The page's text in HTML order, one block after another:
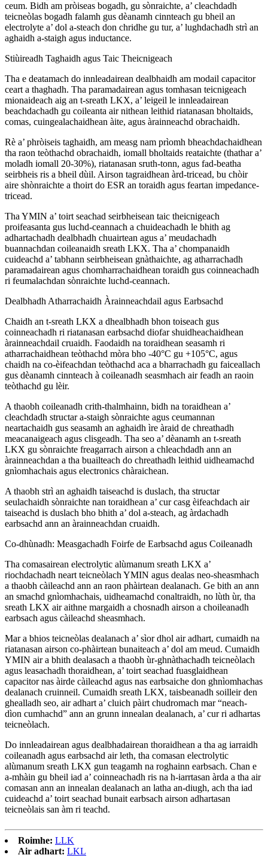
ceum. Bidh am pròiseas bogadh, gu sònraichte, a’ cleachdadh
teicneòlas bogadh falamh gus dèanamh cinnteach gu bheil an
electrolyte a’ dol a-steach don chridhe gu tur, a’ lughdachadh strì an
aghaidh a-staigh agus inductance.
Stiùireadh Taghaidh agus Taic Theicnigeach
Tha e deatamach do innleadairean dealbhaidh am modail capacitor
ceart a thaghadh. Tha paramadairean agus tomhasan teicnigeach
mionaideach aig an t-sreath LKX, a’ leigeil le innleadairean
beachdachadh gu coileanta air nithean leithid riatanasan bholtaids,
comas, cuingealachaidhean àite, agus àrainneachd obrachaidh.
Rè a’ phròiseis taghaidh, am measg nam prìomh bheachdachaidhean
tha raon teòthachd obrachaidh, iomall bholtaids reataichte (thathar a’
moladh iomall 20-30%), riatanasan sruth-tonn, agus fad-beatha
seirbheis ris a bheil dùil. Airson tagraidhean àrd-tricead, bu chòir
aire shònraichte a thoirt do ESR an toraidh agus feartan impedance-
tricead.
Tha YMIN a’ toirt seachad seirbheisean taic theicnigeach
proifeasanta gus luchd-ceannach a chuideachadh le bhith ag
adhartachadh dealbhadh chuairtean agus a’ meudachadh
buannachdan coileanaidh sreath LKX. Tha a’ chompanaidh
cuideachd a’ tabhann seirbheisean gnàthaichte, ag atharrachadh
paramadairean agus chomharrachaidhean toraidh gus coinneachadh
ri feumalachdan sònraichte luchd-ceannach.
Dealbhadh Atharrachaidh Àrainneachdail agus Earbsachd
Chaidh an t-sreath LKX a dhealbhadh bhon toiseach gus
coinneachadh ri riatanasan earbsachd diofar shuidheachaidhean
àrainneachdail cruaidh. Faodaidh na toraidhean seasamh ri
atharrachaidhean teòthachd mòra bho -40°C gu +105°C, agus
chaidh na co-èifeachdan teòthachd aca a bharrachadh gu faiceallach
gus dèanamh cinnteach à coileanadh seasmhach air feadh an raoin
teòthachd gu lèir.
A thaobh coileanadh crith-thalmhainn, bidh na toraidhean a’
cleachdadh structar a-staigh sònraichte agus ceumannan
neartachaidh gus seasamh an aghaidh ìre àraid de chreathadh
meacanaigeach agus clisgeadh. Tha seo a’ dèanamh an t-sreath
LKX gu sònraichte freagarrach airson a chleachdadh ann an
àrainneachdan a tha buailteach do chreathadh leithid uidheamachd
gnìomhachais agus electronics chàraichean.
A thaobh strì an aghaidh taiseachd is duslach, tha structar
seulachaidh sònraichte nan toraidhean a’ cur casg èifeachdach air
taiseachd is duslach bho bhith a’ dol a-steach, ag àrdachadh
earbsachd ann an àrainneachdan cruaidh.
Co-dhùnadh: Measgachadh Foirfe de Earbsachd agus Coileanadh
Tha comasairean electrolytic alùmanum sreath LKX a’
riochdachadh neart teicneòlach YMIN agus dealas neo-sheasmhach
a thaobh càileachd ann an raon phàirtean dealanach. Ge bith an ann
an smachd gnìomhachais, uidheamachd conaltraidh, no lùth ùr, tha
sreath LKX air aithne margaidh a chosnadh airson a choileanadh
earbsach agus càileachd sheasmhach.
Mar a bhios teicneòlas dealanach a’ sìor dhol air adhart, cumaidh na
riatanasan airson co-phàirtean bunaiteach a’ dol am meud. Cumaidh
YMIN air a bhith dealasach a thaobh ùr-ghnàthachadh teicneòlach
agus leasachadh thoraidhean, a’ toirt seachad fuasglaidhean
capacitor nas àirde càileachd agus nas earbsaiche don ghnìomhachas
dealanach cruinneil. Cumaidh sreath LKX, taisbeanadh soilleir den
ghealladh seo, air adhart a’ cluich pàirt chudromach mar “neach-
dìon cumhachd” ann an grunn innealan dealanach, a’ cur ri adhartas
teicneòlach.
Do innleadairean agus dealbhadairean thoraidhean a tha ag iarraidh
coileanadh agus earbsachd air leth, tha comasan electrolytic
alùmanum sreath LKX gun teagamh na roghainn earbsach. Chan e
a-mhàin gu bheil iad a’ coinneachadh ris na h-iarrtasan àrda a tha air
comasan ann an innealan dealanach an latha an-diugh, ach tha iad
cuideachd a’ toirt seachad bunait earbsach airson adhartasan
teicneòlais san àm ri teachd.
Roimhe: LLK
Air adhart: LKL